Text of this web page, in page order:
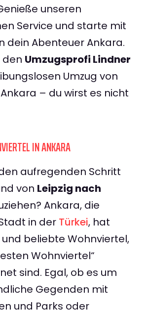
unseren
Service und starte mit
dein Abenteuer Ankara.
Umzugsprofi Lindner
Umzug von
– du wirst es nicht
IN ANKARA
aufregenden Schritt
von Leipzig nach
Ankara, die
in der Türkei, hat
beliebte Wohnviertel,
Wohnviertel“
sind. Egal, ob es um
Gegenden mit
und Parks oder